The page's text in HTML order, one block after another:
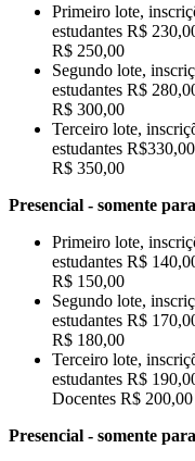
Primeiro lote,
estudantes R$
R$ 250,00
Segundo lote,
estudantes R$
R$ 300,00
Terceiro lote,
estudantes
R$ 350,00
Presencial - somente
Primeiro lote,
estudantes R$
R$ 150,00
Segundo lote,
estudantes R$
R$ 180,00
Terceiro lote,
estudantes R$
Docentes R$ 200,00
Presencial - somente